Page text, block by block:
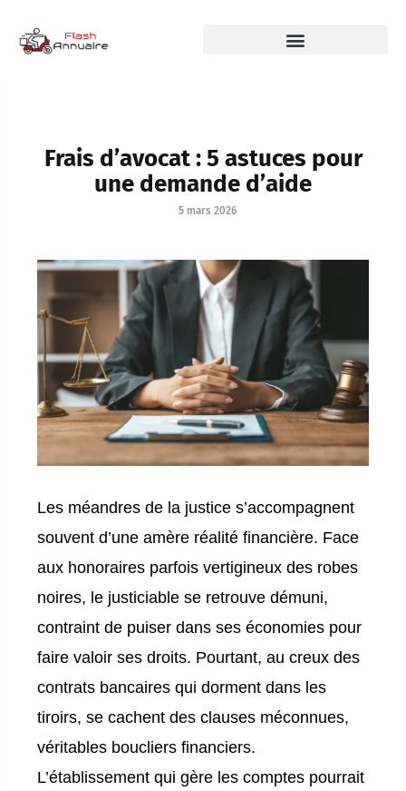
Frais d’avocat : 5 astuces pour
une demande d’aide
5 mars 2026
Les méandres de la justice s’accompagnent
souvent d’une amère réalité financière. Face
aux honoraires parfois vertigineux des robes
noires, le justiciable se retrouve démuni,
contraint de puiser dans ses économies pour
faire valoir ses droits. Pourtant, au creux des
contrats bancaires qui dorment dans les
tiroirs, se cachent des clauses méconnues,
véritables boucliers financiers.
L’établissement qui gère les comptes pourrait